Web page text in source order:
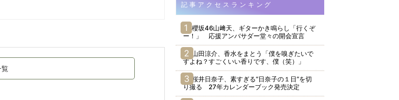
覧
記事アクセスランキング
櫻坂46山﨑天、ギターかき鳴らし「行くぞ
ー！」 応援アンバサダー堂々の開会宣言
山田涼介、香水をまとう「僕を嗅ぎたいで
すよね？すごくいい香りです、僕（笑）」
桜井日奈子、素すぎる“日奈子の１日”を切
り撮る 27年カレンダーブック発売決定